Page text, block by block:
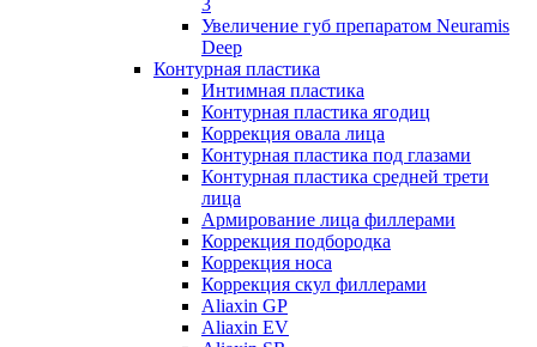
3
Увеличение губ препаратом Neuramis
Deep
Контурная пластика
Интимная пластика
Контурная пластика ягодиц
Коррекция овала лица
Контурная пластика под глазами
Контурная пластика средней трети
лица
Армирование лица филлерами
Коррекция подбородка
Коррекция носа
Коррекция скул филлерами
Aliaxin GP
Aliaxin EV